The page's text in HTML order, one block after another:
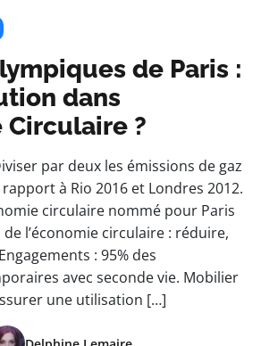
de Paris :
dans
Circulaire ?
par deux les émissions de gaz
à Rio 2016 et Londres 2012.
circulaire nommé pour Paris
l’économie circulaire : réduire,
: 95% des
avec seconde vie. Mobilier
une utilisation […]